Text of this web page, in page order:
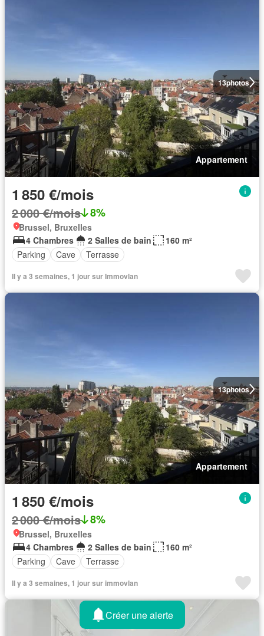
13photos
Appartement
1 850 €/mois
2 000 €/mois 8%
Brussel, Bruxelles
4 Chambres
2 Salles de bain
160 m²
Parking
Cave Terrasse
Il y a 3 semaines, 1 jour sur Immovlan
13photos
Appartement
1 850 €/mois
2 000 €/mois 8%
Brussel, Bruxelles
4 Chambres
2 Salles de bain
160 m²
Parking
Cave Terrasse
Il y a 3 semaines, 1 jour sur immovlan
Créer une alerte